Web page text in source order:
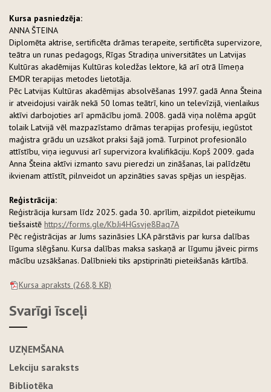
Kursa pasniedzēja:
ANNA ŠTEINA
Diplomēta aktrise, sertificēta drāmas terapeite, sertificēta supervizore,
teātra un runas pedagogs, Rīgas Stradiņa universitātes un Latvijas
Kultūras akadēmijas Kultūras koledžas lektore, kā arī otrā līmeņa
EMDR terapijas metodes lietotāja.
Pēc Latvijas Kultūras akadēmijas absolvēšanas 1997. gadā Anna Šteina
ir atveidojusi vairāk nekā 50 lomas teātrī, kino un televīzijā, vienlaikus
aktīvi darbojoties arī apmācību jomā. 2008. gadā viņa nolēma apgūt
tolaik Latvijā vēl mazpazīstamo drāmas terapijas profesiju, iegūstot
maģistra grādu un uzsākot praksi šajā jomā. Turpinot profesionālo
attīstību, viņa ieguvusi arī supervizora kvalifikāciju. Kopš 2009. gada
Anna Šteina aktīvi izmanto savu pieredzi un zināšanas, lai palīdzētu
ikvienam attīstīt, pilnveidot un apzināties savas spējas un iespējas.
Reģistrācija:
Reģistrācija kursam līdz 2025. gada 30. aprīlim, aizpildot pieteikumu
tiešsaistē https://forms.gle/KbJi4HGsvje8Baq7A
Pēc reģistrācijas ar Jums sazināsies LKA pārstāvis par kursa dalības
līguma slēgšanu. Kursa dalības maksa saskaņā ar līgumu jāveic pirms
mācību uzsākšanas. Dalībnieki tiks apstiprināti pieteikšanās kārtībā.
Kursa apraksts (268,8 KB)
Svarīgi īsceļi
UZŅEMŠANA
Lekciju saraksts
Bibliotēka